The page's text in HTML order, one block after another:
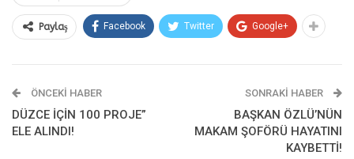
Paylaş Facebook Twitter Google+
ÖNCEKI HABER
DÜZCE İÇİN 100 PROJE”
ELE ALINDI!
SONRAKI HABER
BAŞKAN ÖZLÜ’NÜN
MAKAM ŞOFÖRÜ HAYATINI
KAYBETTİ!